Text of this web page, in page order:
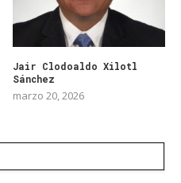
Jair Clodoaldo Xilotl
Sánchez
marzo 20, 2026